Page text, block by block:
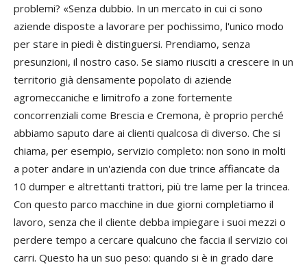
problemi? «Senza dubbio. In un mercato in cui ci sono
aziende disposte a lavorare per pochissimo, l'unico modo
per stare in piedi è distinguersi. Prendiamo, senza
presunzioni, il nostro caso. Se siamo riusciti a crescere in un
territorio già densamente popolato di aziende
agromeccaniche e limitrofo a zone fortemente
concorrenziali come Brescia e Cremona, è proprio perché
abbiamo saputo dare ai clienti qualcosa di diverso. Che si
chiama, per esempio, servizio completo: non sono in molti
a poter andare in un'azienda con due trince affiancate da
10 dumper e altrettanti trattori, più tre lame per la trincea.
Con questo parco macchine in due giorni completiamo il
lavoro, senza che il cliente debba impiegare i suoi mezzi o
perdere tempo a cercare qualcuno che faccia il servizio coi
carri. Questo ha un suo peso: quando si è in grado dare